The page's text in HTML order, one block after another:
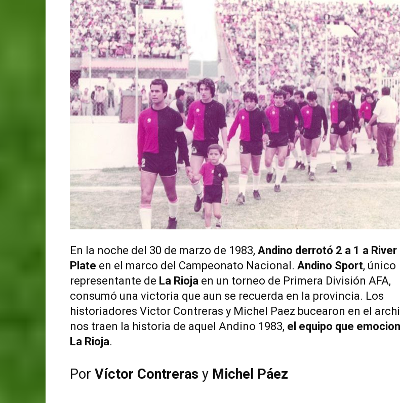
En la noche del 30 de marzo de 1983, Andino derrotó 2 a 1 a River
Plate en el marco del Campeonato Nacional. Andino Sport, único
representante de La Rioja en un torneo de Primera División AFA,
consumó una victoria que aun se recuerda en la provincia. Los
historiadores Victor Contreras y Michel Paez bucearon en el
nos traen la historia de aquel Andino 1983, el equipo que
La Rioja.
Por Víctor Contreras y Michel Páez